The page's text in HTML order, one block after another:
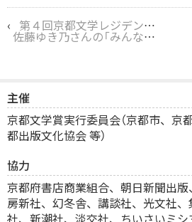
‹ 第４回京都文学レジデンシーが10月18日から開催されます！
佐藤ゆき乃さんの「みんなのミシマガジン」での連載が更新されました！
主催
京都文学賞実行委員会（京都市、京
都出版文化協会 等）
協力
京都府書店商業組合、 朝日新聞出版
房新社、幻冬舎、講談社、光文社
社、新潮社、淡交社、ちいさいミ